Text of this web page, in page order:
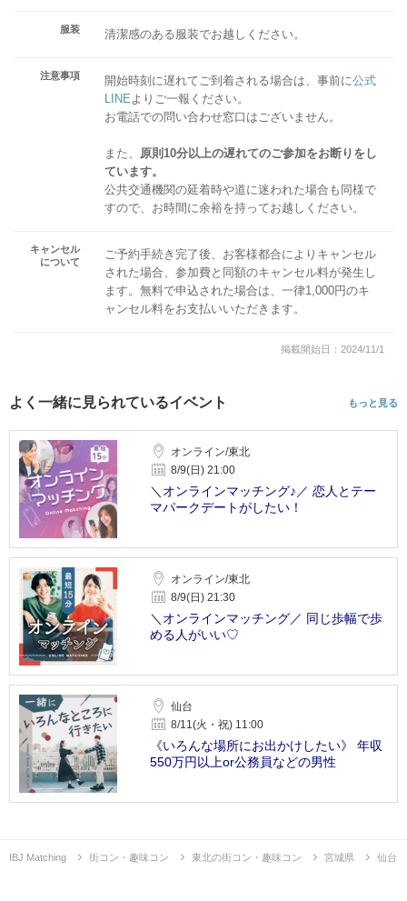
服装 清潔感のある服装でお越しください。
注意事項 開始時刻に遅れてご到着される場合は、事前に公式
LINEよりご一報ください。
お電話での問い合わせ窓口はございません。
また、 原則10分以上の遅れてのご参加をお断りをし
ています。
公共交通機関の延着時や道に迷われた場合も同様で
すので、お時間に余裕を持ってお越しください。
キャンセル
について
ご予約手続き完了後、お客様都合によりキャンセル
された場合、参加費と同額のキャンセル料が発生し
ます。無料で申込された場合は、一律1,000円のキ
ャンセル料をお支払いいただきます。
掲載開始日：2024/11/1
よく一緒に見られているイベント もっと見る
オンライン/東北
8/9(日) 21:00
＼オンラインマッチング♪／ 恋人とテー
マパークデートがしたい！
オンライン/東北
8/9(日) 21:30
＼オンラインマッチング／ 同じ歩幅で歩
める人がいい♡
仙台
8/11(火・祝) 11:00
《いろんな場所にお出かけしたい》 年収
550万円以上or公務員などの男性
IBJ Matching 街コン・趣味コン 東北の街コン・趣味コン 宮城県 仙台